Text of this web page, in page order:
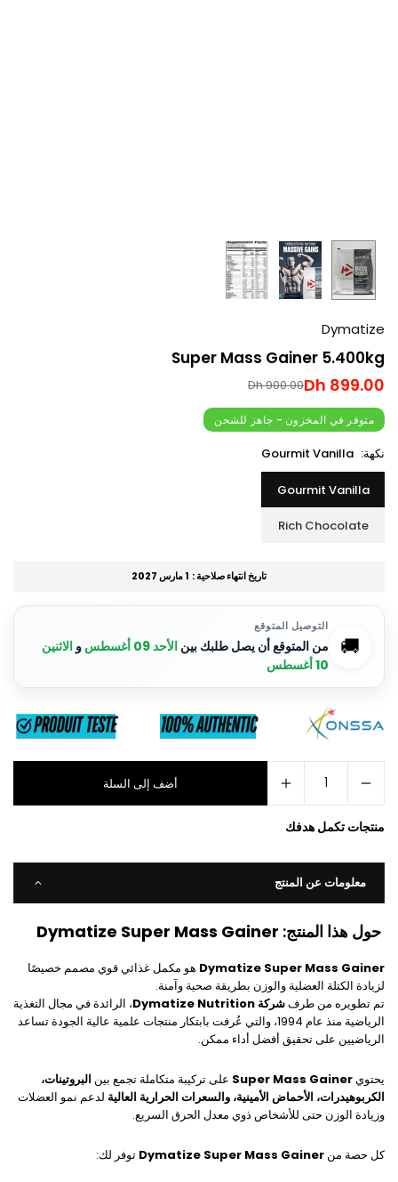
Dymatize
Super Mass Gainer 5.400kg
السعر
العادي
899.00 Dh
900.00 Dh
متوفر في المخزون - جاهز للشحن
نكهة: Gourmit Vanilla
Gourmit Vanilla
Rich Chocolate
تاريخ انتهاء صلاحية : 1 مارس 2027
🚚
التوصيل المتوقع
من المتوقع أن يصل طلبك بين الأحد 09 أغسطس و الاثنين
10 أغسطس
أضف إلى السلة
منتجات تكمل هدفك
معلومات عن المنتج
حول هذا المنتج: Dymatize Super Mass Gainer
Dymatize Super Mass Gainer هو مكمل غذائي قوي مصمم خصيصًا
لزيادة الكتلة العضلية والوزن بطريقة صحية وآمنة.
تم تطويره من طرفشركة Dymatize Nutrition
، الرائدة في مجال التغذية
الرياضية منذ عام 1994، والتي عُرفت بابتكار منتجات علمية عالية الجودة تساعد
الرياضيين على تحقيق أفضل أداء ممكن.
يحتويSuper Mass Gainer على تركيبة متكاملة تجمع بين البروتينات،
الكربوهيدرات، الأحماض الأمينية، والسعرات الحرارية العالية لدعم نمو العضلات
وزيادة الوزن حتى للأشخاص ذوي معدل الحرق السريع.
كل حصة من Dymatize Super Mass Gainer توفر لك: